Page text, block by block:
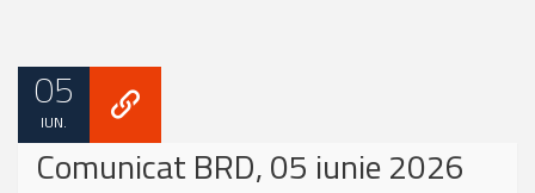
05
IUN.
Comunicat BRD, 05 iunie 2026